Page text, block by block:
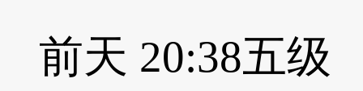
前天 20:38五级